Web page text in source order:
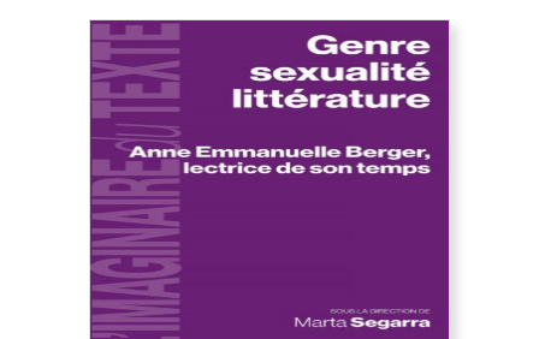
Genre, sexualité, littérature
Théories féministes et queers, psychanalyse,
déconstruction, question décoloniale, politiques de
la traduction, pédagogies féministes. Les essais ici
réunis montrent comment, selon les mots de Anne
Emmanuelle Berger, « ce que la littérature fait au
genre, c'est défaire son ordre, attenter à son unité